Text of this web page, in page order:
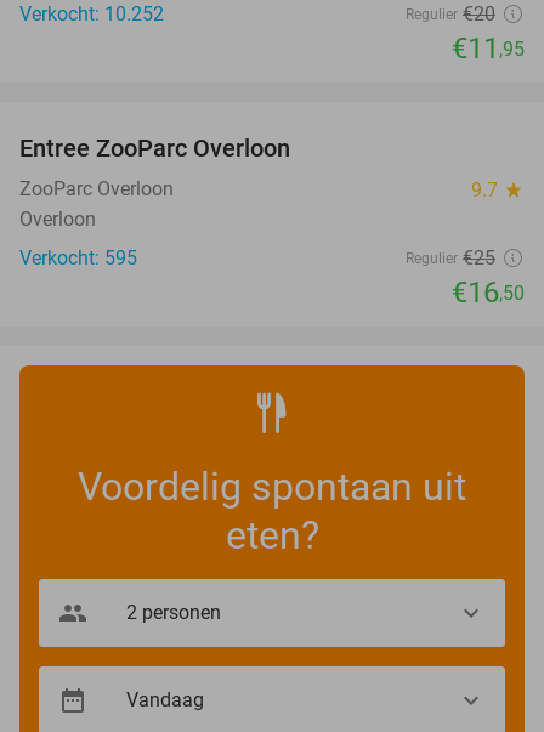
Verkocht: 10.252
Regulier €20
€11 ,95
TODAY
Entree ZooParc Overloon
ZooParc Overloon 9.7 star
Overloon
Verkocht: 595
Regulier €25
€16,50
Voordelig spontaan uit
eten?